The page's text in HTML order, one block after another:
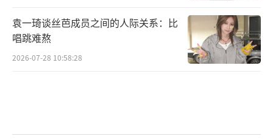
袁一琦谈丝芭成员之间的人际关系：比
唱跳难熬
2026-07-28 10:58:28